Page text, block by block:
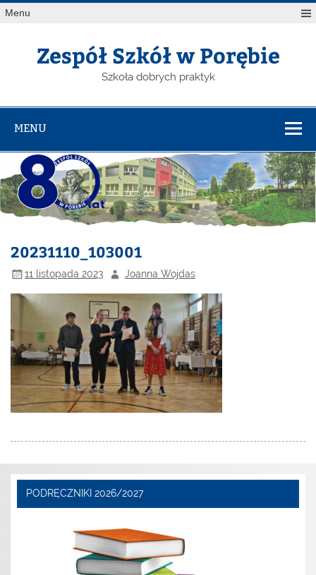
Menu
Zespół Szkół w Porębie
Szkoła dobrych praktyk
MENU
20231110_103001
11 listopada 2023 Joanna Wojdas
PODRĘCZNIKI 2026/2027